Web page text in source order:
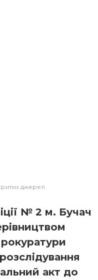
джерел.
№ 2 м. Бучач
акт до